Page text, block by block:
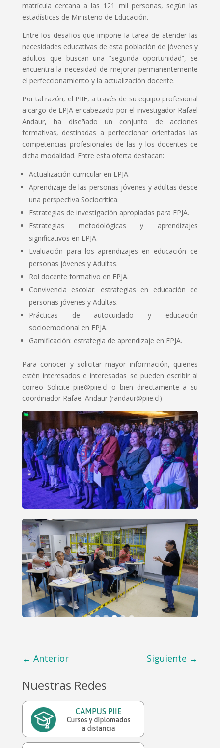
matrícula cercana a las 121 mil personas, según las
estadísticas de Ministerio de Educación.
Entre los desafíos que impone la tarea de atender las
necesidades educativas de esta población de jóvenes y
adultos que buscan una “segunda oportunidad”, se
encuentra la necesidad de mejorar permanentemente
el perfeccionamiento y la actualización docente.
Por tal razón, el PIIE, a través de su equipo profesional
a cargo de EPJA encabezado por el investigador Rafael
Andaur, ha diseñado un conjunto de acciones
formativas, destinadas a perfeccionar orientadas las
competencias profesionales de las y los docentes de
dicha modalidad. Entre esta oferta destacan:
Actualización curricular en EPJA.
Aprendizaje de las personas jóvenes y adultas desde
una perspectiva Sociocrítica.
Estrategias de investigación apropiadas para EPJA.
Estrategias metodológicas y aprendizajes
significativos en EPJA.
Evaluación para los aprendizajes en educación de
personas jóvenes y Adultas.
Rol docente formativo en EPJA.
Convivencia escolar: estrategias en educación de
personas jóvenes y Adultas.
Prácticas de autocuidado y educación
socioemocional en EPJA.
Gamificación: estrategia de aprendizaje en EPJA.
Para conocer y solicitar mayor información, quienes
estén interesados e interesadas se pueden escribir al
correo Solicite piie@piie.cl o bien directamente a su
coordinador Rafael Andaur (randaur@piie.cl)
← Anterior Siguiente →
Nuestras Redes